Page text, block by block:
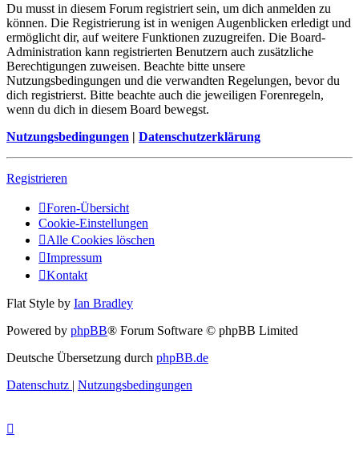
Du musst in diesem Forum registriert sein, um dich anmelden zu
können. Die Registrierung ist in wenigen Augenblicken erledigt und
ermöglicht dir, auf weitere Funktionen zuzugreifen. Die Board-
Administration kann registrierten Benutzern auch zusätzliche
Berechtigungen zuweisen. Beachte bitte unsere
Nutzungsbedingungen und die verwandten Regelungen, bevor du
dich registrierst. Bitte beachte auch die jeweiligen Forenregeln,
wenn du dich in diesem Board bewegst.
Nutzungsbedingungen | Datenschutzerklärung
Registrieren
Foren-Übersicht
Cookie-Einstellungen
Alle Cookies löschen
Impressum
Kontakt
Flat Style by Ian Bradley
Powered by phpBB® Forum Software © phpBB Limited
Deutsche Übersetzung durch phpBB.de
Datenschutz | Nutzungsbedingungen